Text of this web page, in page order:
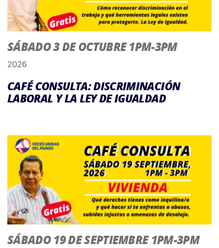
SÁBADO 3 DE OCTUBRE 1PM-3PM
2026
CAFÉ CONSULTA: DISCRIMINACIÓN
LABORAL Y LA LEY DE IGUALDAD
SÁBADO 19 DE SEPTIEMBRE 1PM-3PM